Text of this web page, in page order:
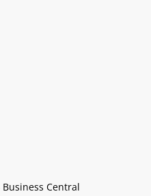
Central